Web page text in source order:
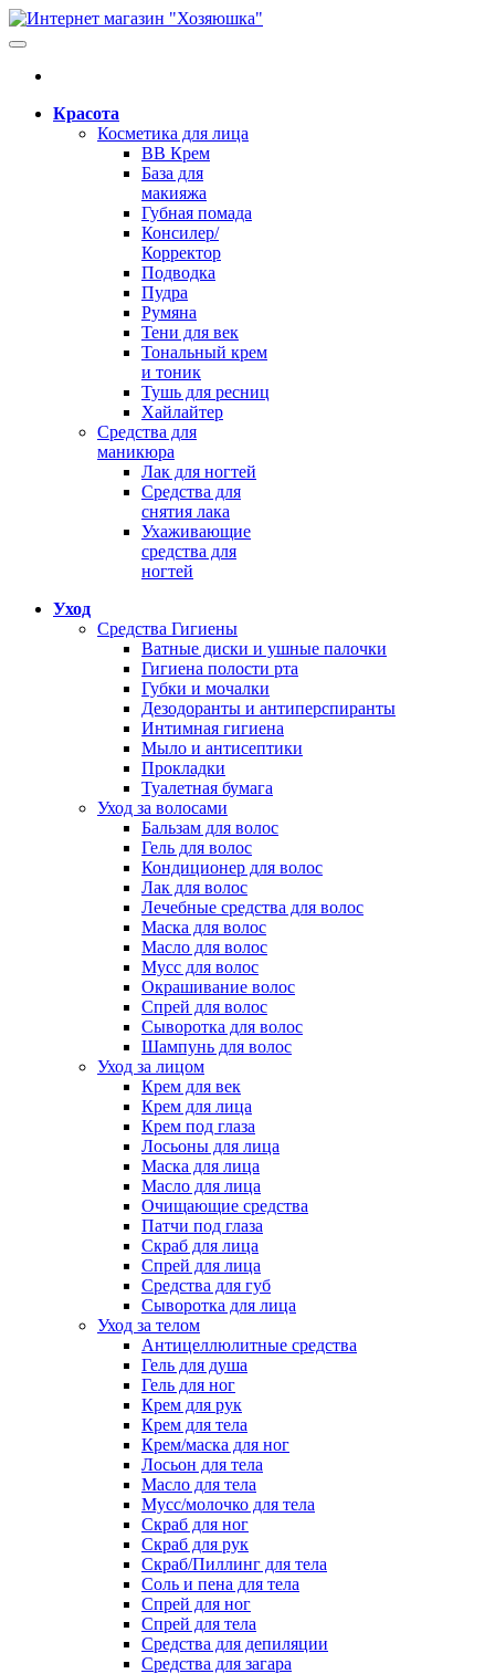
Красота
Косметика для лица
BB Крем
База для
макияжа
Губная помада
Консилер/
Корректор
Подводка
Пудра
Румяна
Тени для век
Тональный крем
и тоник
Тушь для ресниц
Хайлайтер
Средства для
маникюра
Лак для ногтей
Средства для
снятия лака
Ухаживающие
средства для
ногтей
Уход
Средства Гигиены
Ватные диски и ушные палочки
Гигиена полости рта
Губки и мочалки
Дезодоранты и антиперспиранты
Интимная гигиена
Мыло и антисептики
Прокладки
Туалетная бумага
Уход за волосами
Бальзам для волос
Гель для волос
Кондиционер для волос
Лак для волос
Лечебные средства для волос
Маска для волос
Масло для волос
Мусс для волос
Окрашивание волос
Спрей для волос
Сыворотка для волос
Шампунь для волос
Уход за лицом
Крем для век
Крем для лица
Крем под глаза
Лосьоны для лица
Маска для лица
Масло для лица
Очищающие средства
Патчи под глаза
Скраб для лица
Спрей для лица
Средства для губ
Сыворотка для лица
Уход за телом
Антицеллюлитные средства
Гель для душа
Гель для ног
Крем для рук
Крем для тела
Крем/маска для ног
Лосьон для тела
Масло для тела
Мусс/молочко для тела
Скраб для ног
Скраб для рук
Скраб/Пиллинг для тела
Соль и пена для тела
Спрей для ног
Спрей для тела
Средства для депиляции
Средства для загара